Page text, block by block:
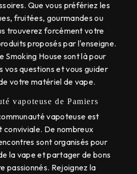
Que vous préfériez les
fruitées, gourmandes ou
trouverez forcément votre
proposés par l'enseigne.
Smoking House sont là pour
vos questions et vous guider
votre matériel de vape.
vapoteuse de Pamiers
vapoteuse est
conviviale. De nombreux
sont organisés pour
la vape et partager de bons
passionnés. Rejoignez la